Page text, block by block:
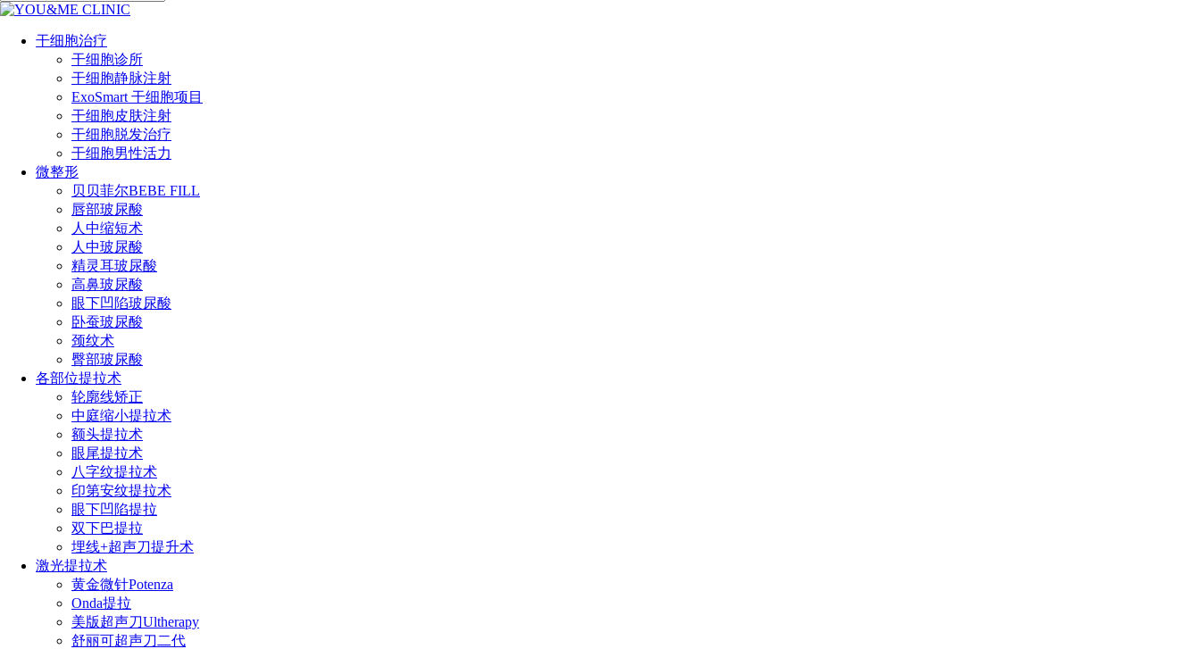
Close
Menu
干细胞治疗
干细胞诊所
干细胞静脉注射
ExoSmart 干细胞项目
干细胞皮肤注射
干细胞脱发治疗
干细胞男性活力
微整形
贝贝菲尔BEBE FILL
唇部玻尿酸
人中缩短术
人中玻尿酸
精灵耳玻尿酸
高鼻玻尿酸
眼下凹陷玻尿酸
卧蚕玻尿酸
颈纹术
臀部玻尿酸
各部位提拉术
轮廓线矫正
中庭缩小提拉术
额头提拉术
眼尾提拉术
八字纹提拉术
印第安纹提拉术
眼下凹陷提拉
双下巴提拉
埋线+超声刀提升术
激光提拉术
黄金微针Potenza
Onda提拉
美版超声刀Ultherapy
舒丽可超声刀二代